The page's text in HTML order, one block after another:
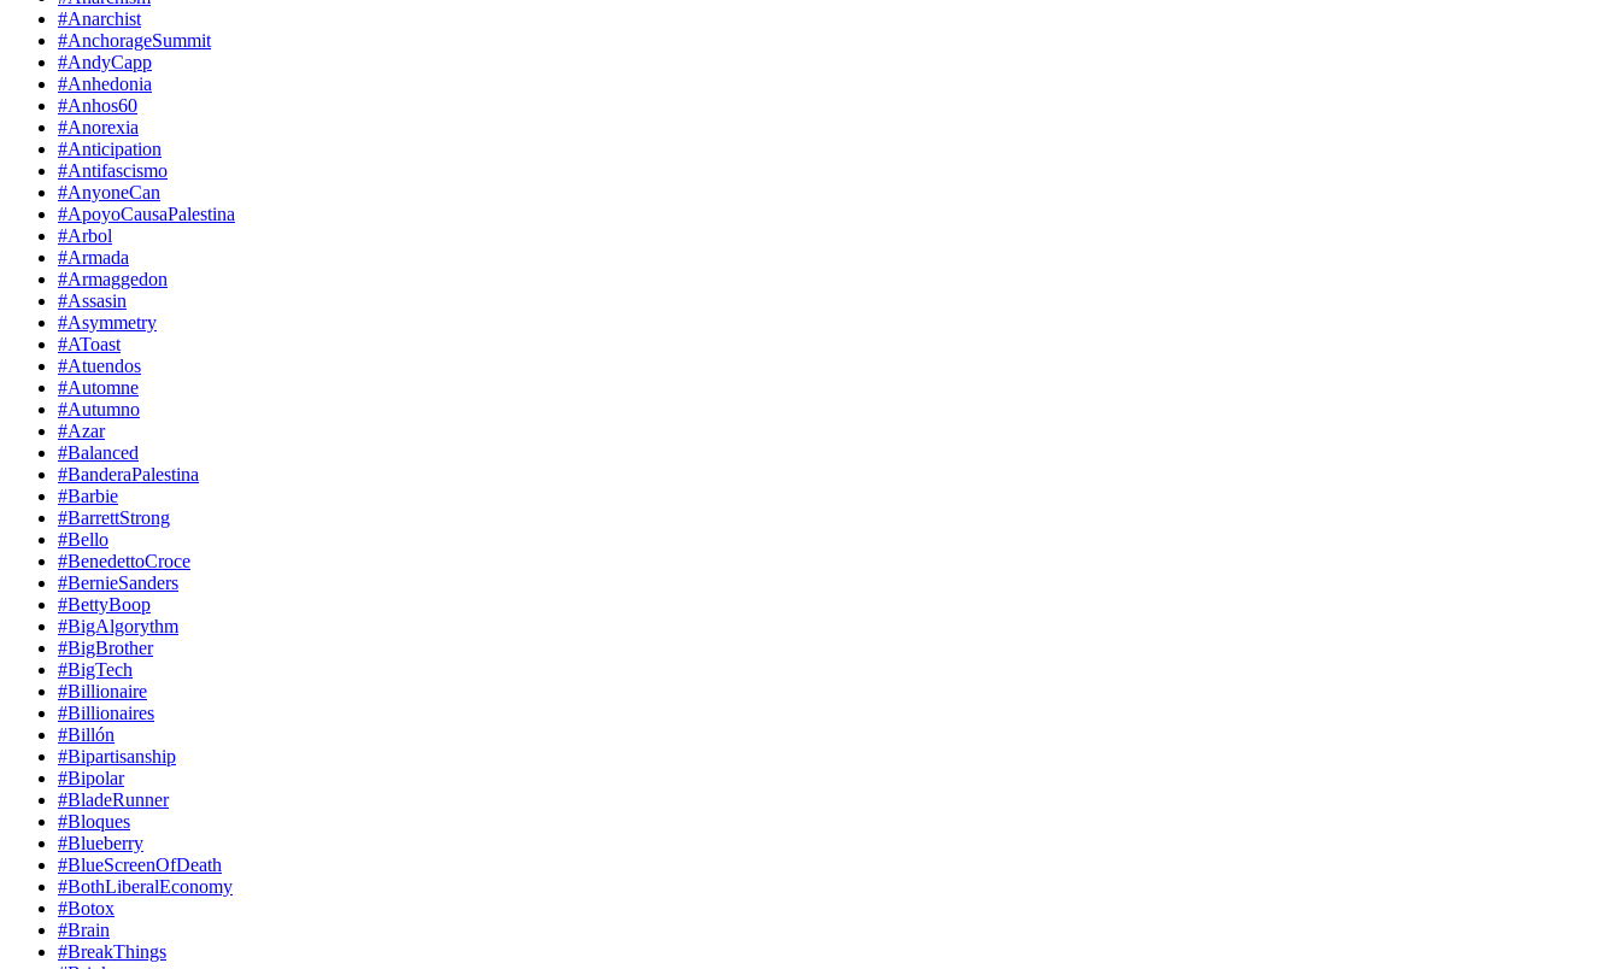
#Anarchist
#AnchorageSummit
#AndyCapp
#Anhedonia
#Anhos60
#Anorexia
#Anticipation
#Antifascismo
#AnyoneCan
#ApoyoCausaPalestina
#Arbol
#Armada
#Armaggedon
#Assasin
#Asymmetry
#AToast
#Atuendos
#Automne
#Autumno
#Azar
#Balanced
#BanderaPalestina
#Barbie
#BarrettStrong
#Bello
#BenedettoCroce
#BernieSanders
#BettyBoop
#BigAlgorythm
#BigBrother
#BigTech
#Billionaire
#Billionaires
#Billón
#Bipartisanship
#Bipolar
#BladeRunner
#Bloques
#Blueberry
#BlueScreenOfDeath
#BothLiberalEconomy
#Botox
#Brain
#BreakThings